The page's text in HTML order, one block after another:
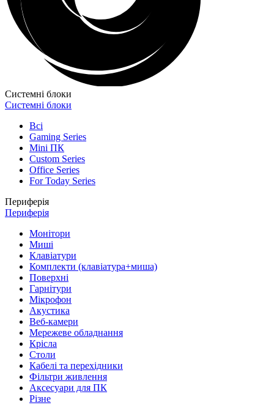
Системні блоки
Системні блоки
Всі
Gaming Series
Mini ПК
Custom Series
Office Series
For Today Series
Периферія
Периферія
Монітори
Миші
Клавіатури
Комплекти (клавіатура+миша)
Поверхні
Гарнітури
Мікрофон
Акустика
Веб-камери
Мережеве обладнання
Крісла
Столи
Кабелі та перехідники
Фільтри живлення
Аксесуари для ПК
Різне